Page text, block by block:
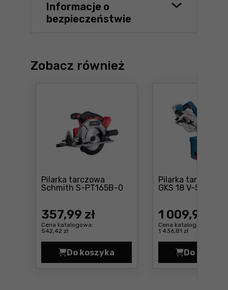
Informacje o
bezpieczeństwie
Zobacz również
Pilarka tarczowa
Schmith S-PT165B-0
Cena: 357 ,99 zł
357,99 zł
Cena katalogowa:
542,42 zł
Do koszyka
Pilarka tarczowa Schmith S-
Pilarka tarczowa
GKS 18 V-57 G
1 009,99 zł
Cena katalogowa:
1 436,81 zł
Do